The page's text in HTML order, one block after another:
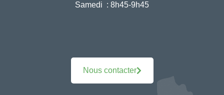
Samedi : 8h45-9h45
Nous contacter